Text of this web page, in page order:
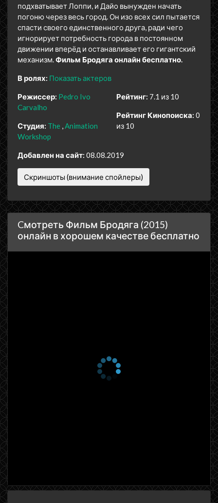
подхватывает Лоппи, и Дайо вынужден начать
погоню через весь город. Он изо всех сил пытается
спасти своего единственного друга, ради чего
игнорирует потребность города в постоянном
движении вперёд и останавливает его гигантский
механизм.Фильм Бродяга онлайн бесплатно.
В ролях: Показать актеров
Режиссер: Pedro Ivo
Carvalho
Студия: The Animation
Workshop
Рейтинг: 7.1 из 10
Рейтинг Кинопоиска: 0
из 10
Добавлен на сайт: 08.08.2019
Скриншоты (внимание спойлеры)
Cмотреть Фильм Бродяга (2015)
онлайн в хорошем качестве бесплатно